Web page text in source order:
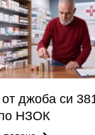
джоба си
НЗОК